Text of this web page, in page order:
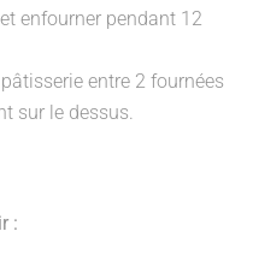
enfourner pendant 12
entre 2 fournées
sur le dessus.
: